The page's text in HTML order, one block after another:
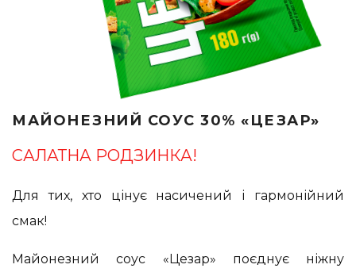
МАЙОНЕЗНИЙ СОУС 30% «ЦЕЗАР»
САЛАТНА РОДЗИНКА!
Для тих, хто цінує насичений і гармонійний
смак!
Майонезний соус «Цезар» поєднує ніжну